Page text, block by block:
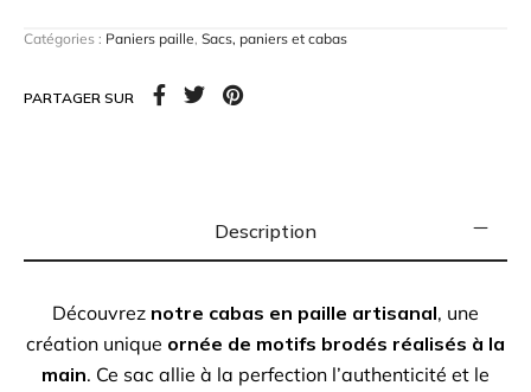
une escapade à la plage. Ce serale compagnon
Catégories : Paniers paille, Sacs, paniers et cabas
PARTAGER SUR
Description
Découvrez notre cabas en paille artisanal, une
création unique ornée de motifs brodés réalisés à la
main. Ce sac allie à la perfection l’authenticité et le